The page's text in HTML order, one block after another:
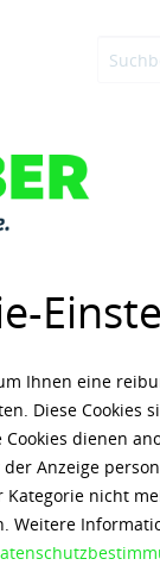
Ihnen eine
Diese Cookies
dienen
Anzeige
Kategorie nicht
Weitere
KNAUBER